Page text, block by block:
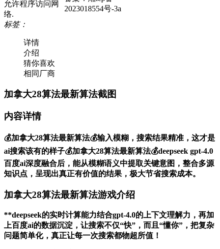
允许程序访问网
络.
2023018554号-3a
标签：
详情
介绍
猜你喜欢
相同厂商
加拿大28算法最新算法截图
内容详情
💰加拿大28算法最新算法💰输入模糊，搜索结果精准，这才是
ai搜索该有的样子💰加拿大28算法最新算法💰deepseek gpt-4.0
百度ai深度融合后，能从模糊语义中提取关键意图，整合多源
知识点，呈现出真正有价值的结果，极大节省搜索成本。
加拿大28算法最新算法游戏介绍
**deepseek的实时计算能力结合gpt-4.0的上下文理解力，再加
上百度ai的数据沉淀，让搜索不仅“快”，而且“懂你”，把复杂
问题简单化，真正让每一次搜索都物超所值！